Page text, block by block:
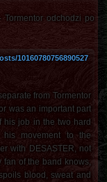
Tormentor odchodzi po
10160780756890527
from Tormentor
was an important part
his job in the two hard
his movement to the
with DESASTER, not
of the band knows,
blood, sweat and